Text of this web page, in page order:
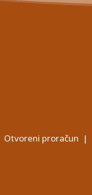
Otvoreni proračun |